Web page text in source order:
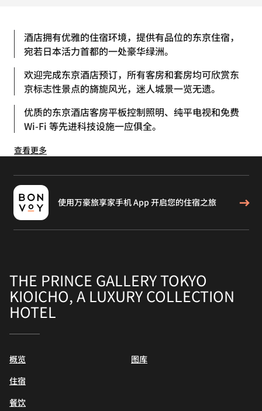
酒店拥有优雅的住宿环境，提供有品位的东京住宿，
宛若日本活力首都的一处豪华绿洲。
欢迎完成东京酒店预订，所有客房和套房均可欣赏东
京标志性景点的旖旎风光，迷人城景一览无遗。
优质的东京酒店客房平板控制照明、纯平电视和免费
Wi-Fi 等先进科技设施一应俱全。
查看更多
使用万豪旅享家手机 App 开启您的住宿之旅
THE PRINCE GALLERY TOKYO
KIOICHO, A LUXURY COLLECTION
HOTEL
概览
住宿
餐饮
图库